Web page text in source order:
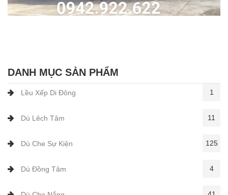
DANH MỤC SẢN PHẨM
Lều Xếp Di Đông 1
Dù Lêch Tâm 11
Dù Che Sự Kiện 125
Dù Đồng Tâm 4